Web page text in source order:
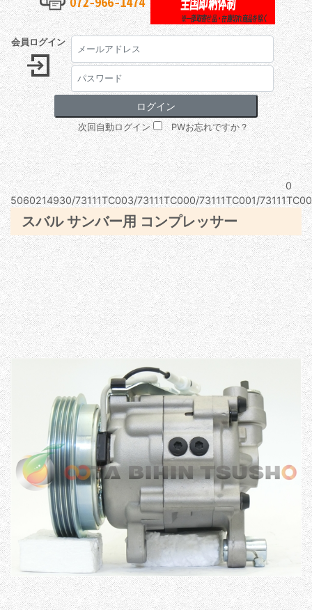
会員ログイン
次回自動ログイン PWお忘れですか？
0
5060214930/73111TC003/73111TC000/73111TC001/
スバル サンバー用 コンプレッサー